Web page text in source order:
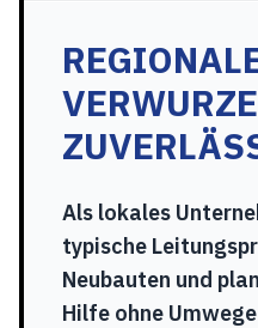
Als lokales
typische
Neubauten und
Hilfe ohne